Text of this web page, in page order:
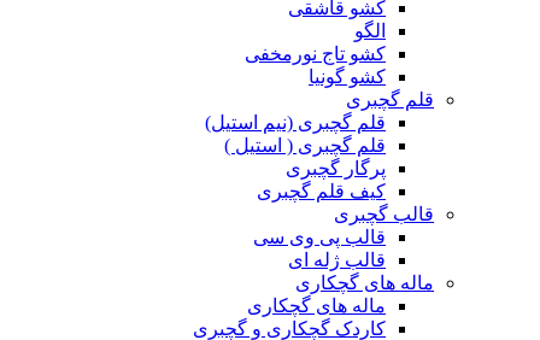
کشو قاشقی
الگو
کشو تاج نورمخفی
کشو گونیا
قلم گچبری
قلم گچبری (نیم استیل)
قلم گچبری ( استیل )
پرگار گچبری
کیف قلم گچبری
قالب گچبری
قالب پی وی سی
قالب ژله ای
ماله های گچکاری
ماله های گچکاری
کاردک گچکاری و گچبری